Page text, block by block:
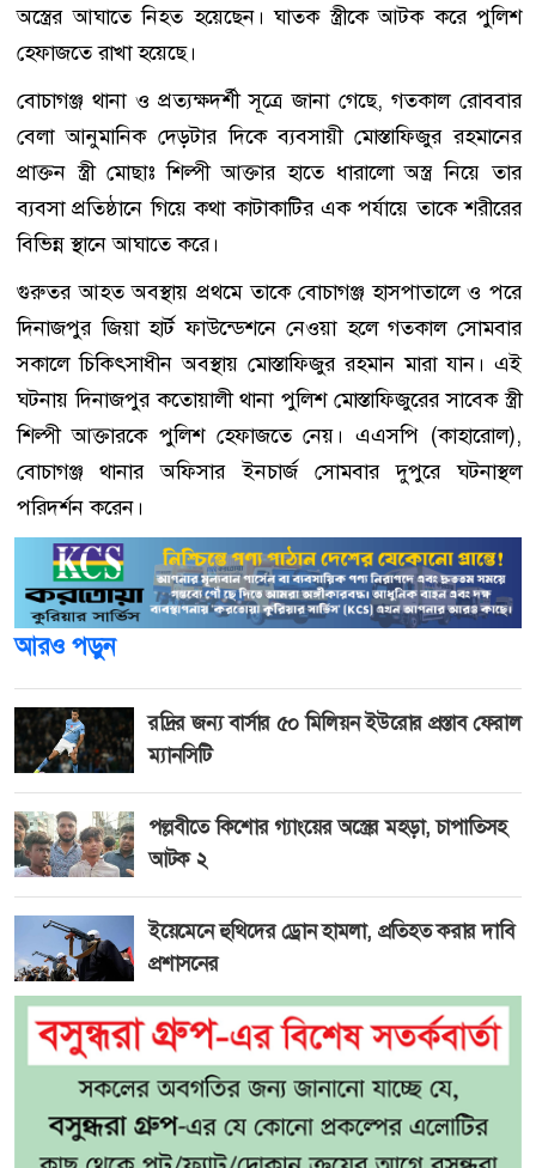
অস্ত্রের আঘাতে নিহত হয়েছেন। ঘাতক স্ত্রীকে আটক করে পুলিশ
হেফাজতে রাখা হয়েছে।
বোচাগঞ্জ থানা ও প্রত্যক্ষদর্শী সূত্রে জানা গেছে, গতকাল রোববার
বেলা আনুমানিক দেড়টার দিকে ব্যবসায়ী মোস্তাফিজুর রহমানের
প্রাক্তন স্ত্রী মোছাঃ শিল্পী আক্তার হাতে ধারালো অস্ত্র নিয়ে তার
ব্যবসা প্রতিষ্ঠানে গিয়ে কথা কাটাকাটির এক পর্যায়ে তাকে শরীরের
বিভিন্ন স্থানে আঘাতে করে।
গুরুতর আহত অবস্থায় প্রথমে তাকে বোচাগঞ্জ হাসপাতালে ও পরে
দিনাজপুর জিয়া হার্ট ফাউন্ডেশনে নেওয়া হলে গতকাল সোমবার
সকালে চিকিৎসাধীন অবস্থায় মোস্তাফিজুর রহমান মারা যান। এই
ঘটনায় দিনাজপুর কতোয়ালী থানা পুলিশ মোস্তাফিজুরের সাবেক স্ত্রী
শিল্পী আক্তারকে পুলিশ হেফাজতে নেয়। এএসপি (কাহারোল),
বোচাগঞ্জ থানার অফিসার ইনচার্জ সোমবার দুপুরে ঘটনাস্থল
পরিদর্শন করেন।
আরও পড়ুন
রদ্রির জন্য বার্সার ৫০ মিলিয়ন ইউরোর প্রস্তাব ফেরাল
ম্যানসিটি
পল্লবীতে কিশোর গ্যাংয়ের অস্ত্রের মহড়া, চাপাতিসহ
আটক ২
ইয়েমেনে হুথিদের ড্রোন হামলা, প্রতিহত করার দাবি
প্রশাসনের